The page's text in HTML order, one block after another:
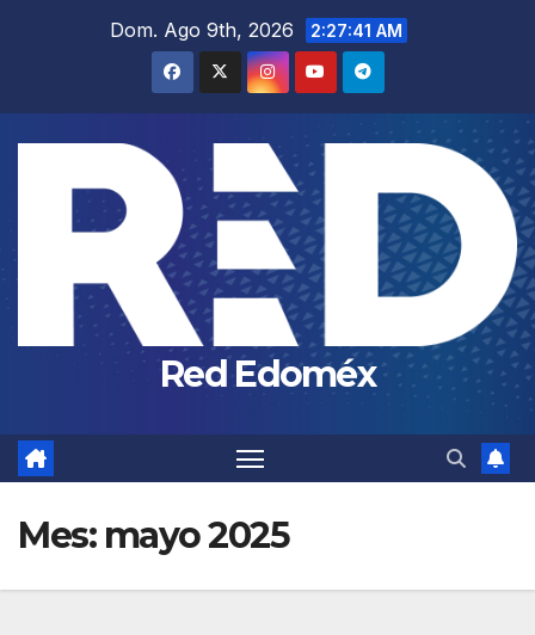
Dom. Ago 9th, 2026 2:27:42 AM
Red Edoméx
Mes: mayo 2025